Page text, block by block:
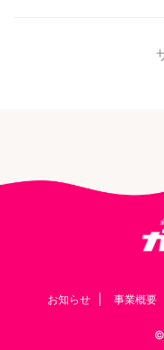
お知らせ 事業概要
©